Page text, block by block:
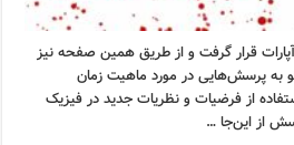
قرار گرفت و از طریق همین صفحه نیز
به پرسش‌هایی در مورد ماهیت زمان
از فرضیات و نظریات جدید در فیزیک
از این‌جا …